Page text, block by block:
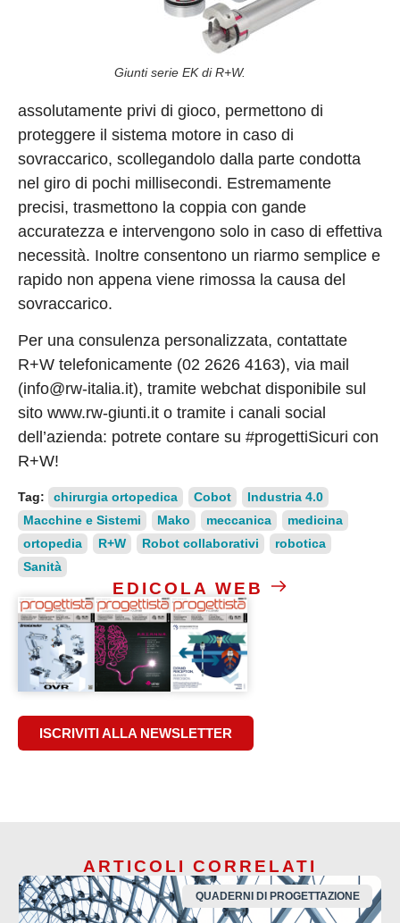
Giunti serie EK di R+W.
assolutamente privi di gioco, permettono di
proteggere il sistema motore in caso di
sovraccarico, scollegandolo dalla parte condotta
nel giro di pochi millisecondi. Estremamente
precisi, trasmettono la coppia con gande
accuratezza e intervengono solo in caso di effettiva
necessità. Inoltre consentono un riarmo semplice e
rapido non appena viene rimossa la causa del
sovraccarico.
Per una consulenza personalizzata, contattate
R+W telefonicamente (02 2626 4163), via mail
(info@rw-italia.it), tramite webchat disponibile sul
sito www.rw-giunti.it o tramite i canali social
dell’azienda: potrete contare su #progettiSicuri con
R+W!
Tag: chirurgia ortopedica Cobot
Industria 4.0
Macchine e Sistemi
Mako meccanica
medicina
ortopedia
R+W Robot collaborativi
robotica
Sanità
EDICOLA WEB
ISCRIVITI ALLA NEWSLETTER
ARTICOLI CORRELATI
QUADERNI DI PROGETTAZIONE